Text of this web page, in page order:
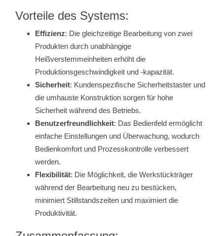
Vorteile des Systems:
Effizienz: Die gleichzeitige Bearbeitung von zwei
Produkten durch unabhängige
Heißverstemmeinheiten erhöht die
Produktionsgeschwindigkeit und -kapazität.
Sicherheit: Kundenspezifische Sicherheitstaster und
die umhauste Konstruktion sorgen für hohe
Sicherheit während des Betriebs.
Benutzerfreundlichkeit: Das Bedienfeld ermöglicht
einfache Einstellungen und Überwachung, wodurch
Bedienkomfort und Prozesskontrolle verbessert
werden.
Flexibilität: Die Möglichkeit, die Werkstückträger
während der Bearbeitung neu zu bestücken,
minimiert Stillstandszeiten und maximiert die
Produktivität.